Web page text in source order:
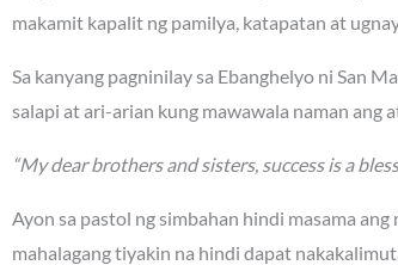
makamit kapalit ng pamilya, katapatan at
Sa kanyang pagninilay sa Ebanghelyo ni San
salapi at ari-arian kung mawawala naman ang
“My dear brothers and sisters, success is a
Ayon sa pastol ng simbahan hindi masama
mahalagang tiyakin na hindi dapat